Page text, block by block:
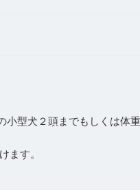
型犬２頭までもしくは体
ます。